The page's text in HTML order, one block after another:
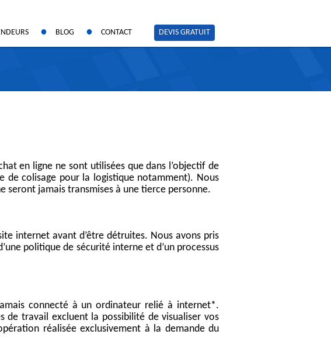
BLOG CONTACT DEVIS GRATUIT
en ligne ne sont utilisées que dans l’objectif de
de colisage pour la logistique notamment). Nous
seront jamais transmises à une tierce personne.
internet avant d’être détruites. Nous avons pris
politique de sécurité interne et d’un processus
connecté à un ordinateur relié à internet*.
de travail excluent la possibilité de visualiser vos
réalisée exclusivement à la demande du